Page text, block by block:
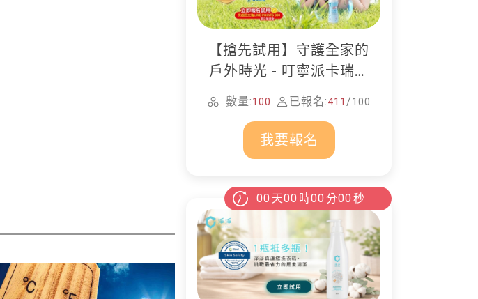
【搶先試用】守護全家的
戶外時光 - 叮寧派卡瑞丁
防蚊液
數量:100 已報名:411 /100
我要報名
00 天00 時00 分00 秒